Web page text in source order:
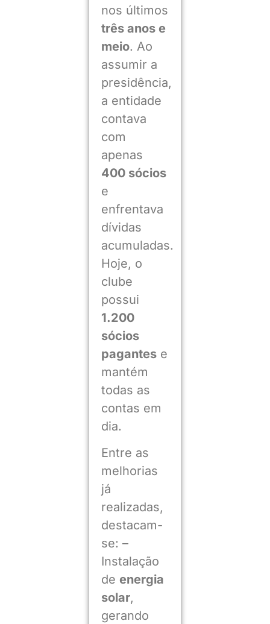
nos últimos
três anos e
meio. Ao
assumir a
presidência,
a entidade
contava
com
apenas
400 sócios
e
enfrentava
dívidas
acumuladas.
Hoje, o
clube
possui
1.200
sócios
pagantese
mantém
todas as
contas em
dia.
Entre as
melhorias
já
realizadas,
destacam-
se: –
Instalação
de energia
solar,
gerando